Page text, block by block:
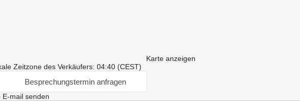
Karte anzeigen
Zeitzone des Verkäufers: 04:40 (CEST)
Besprechungstermin anfragen
E-mail senden